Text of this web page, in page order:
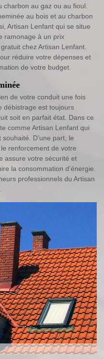
au gaz ou au fioul.
au bois et au charbon
Artisan Lenfant qui se situe
ramonage à un prix
chez Artisan Lenfant.
réduire votre dépenses et
de votre budget.
de votre conduit une fois
débistrage est toujours
soit en parfait état. Dans ce
comme Artisan Lenfant qui
D’une part, le
renforcement de votre
assure votre sécurité et
la consommation d’énergie.
professionnels du Artisan